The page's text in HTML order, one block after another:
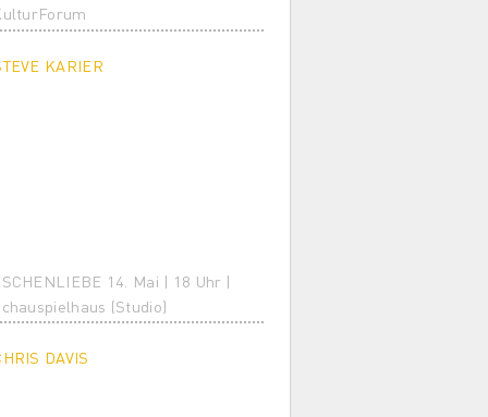
KARIER
14. Mai | 18 Uhr |
(Studio)
DAVIS